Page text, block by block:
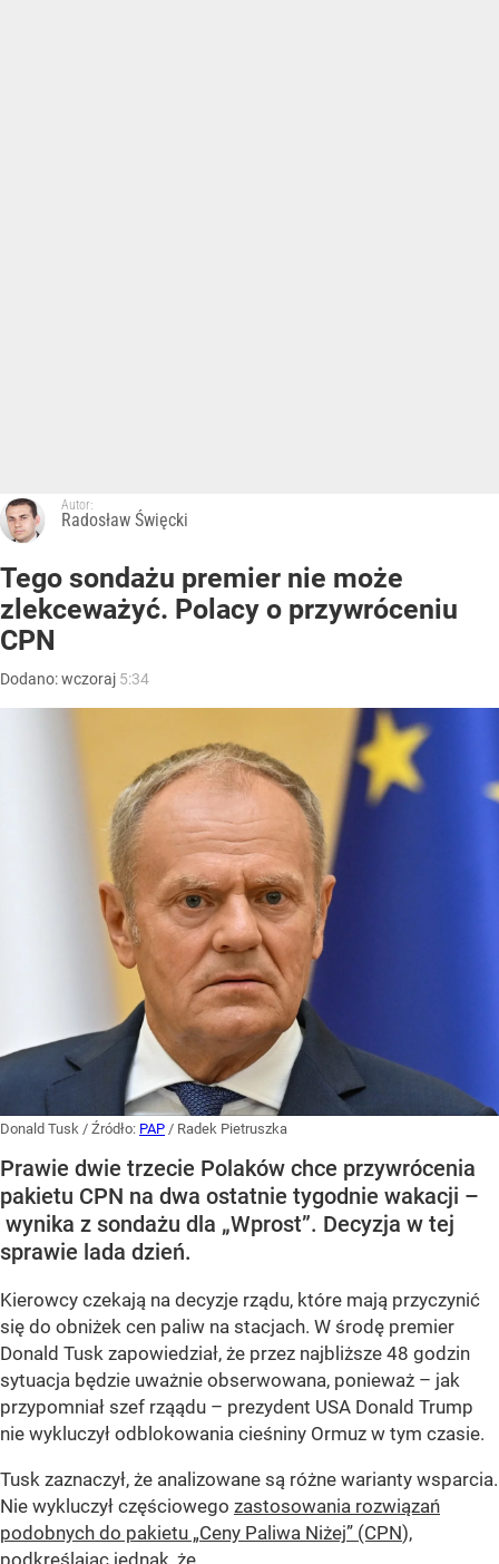
Autor:
Radosław Święcki
Tego sondażu premier nie może
zlekceważyć. Polacy o przywróceniu
CPN
Dodano:wczoraj 5:34
Donald Tusk / Źródło: PAP / Radek Pietruszka
Prawie dwie trzecie Polaków chce przywrócenia
pakietu CPN na dwa ostatnie tygodnie wakacji –
wynika z sondażu dla „Wprost”. Decyzja w tej
sprawie lada dzień.
Kierowcy czekają na decyzje rządu, które mają przyczynić
się do obniżek cen paliw na stacjach. W środę premier
Donald Tusk zapowiedział, że przez najbliższe 48 godzin
sytuacja będzie uważnie obserwowana, ponieważ – jak
przypomniał szef rząądu – prezydent USA Donald Trump
nie wykluczył odblokowania cieśniny Ormuz w tym czasie.
Tusk zaznaczył, że analizowane są różne warianty wsparcia.
Nie wykluczył częściowego zastosowania rozwiązań
podobnych do pakietu „Ceny Paliwa Niżej” (CPN),